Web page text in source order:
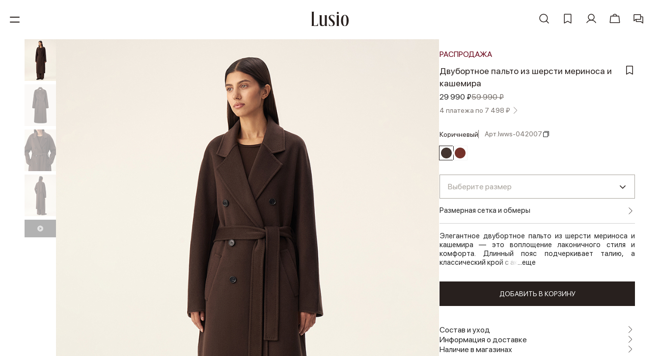
РАСПРОДАЖА
Двубортное пальто из шерсти мериноса и
кашемира
29 990 ₽59 990 ₽
4 платежа по 7 498 ₽
коричневый Арт.lwws-042007
Выберите размер
Размерная сетка и обмеры
Элегантное двубортное пальто из шерсти мериноса и
кашемира — это воплощение лаконичного стиля и
комфорта. Длинный пояс подчеркивает талию, а
классический крой с ак ...еще
ДОБАВИТЬ В КОРЗИНУ
Состав и уход
Информация о доставке
Наличие в магазинах